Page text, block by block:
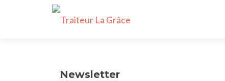
Newsletter